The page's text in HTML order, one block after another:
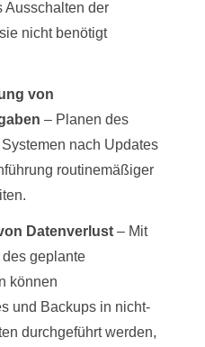
Ausschalten der
nicht benötigt
von
– Planen des
nach Updates
routinemäßiger
Datenverlust – Mit
geplante
können
und Backups in nicht-
durchgeführt werden,